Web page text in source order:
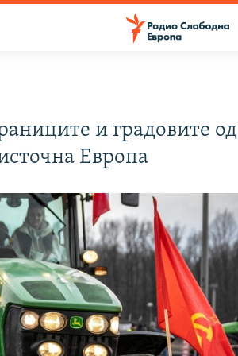
и градовите од
Европа